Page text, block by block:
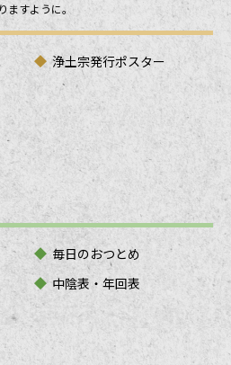
すように。
浄土宗発行ポスター
毎日のおつとめ
中陰表・年回表